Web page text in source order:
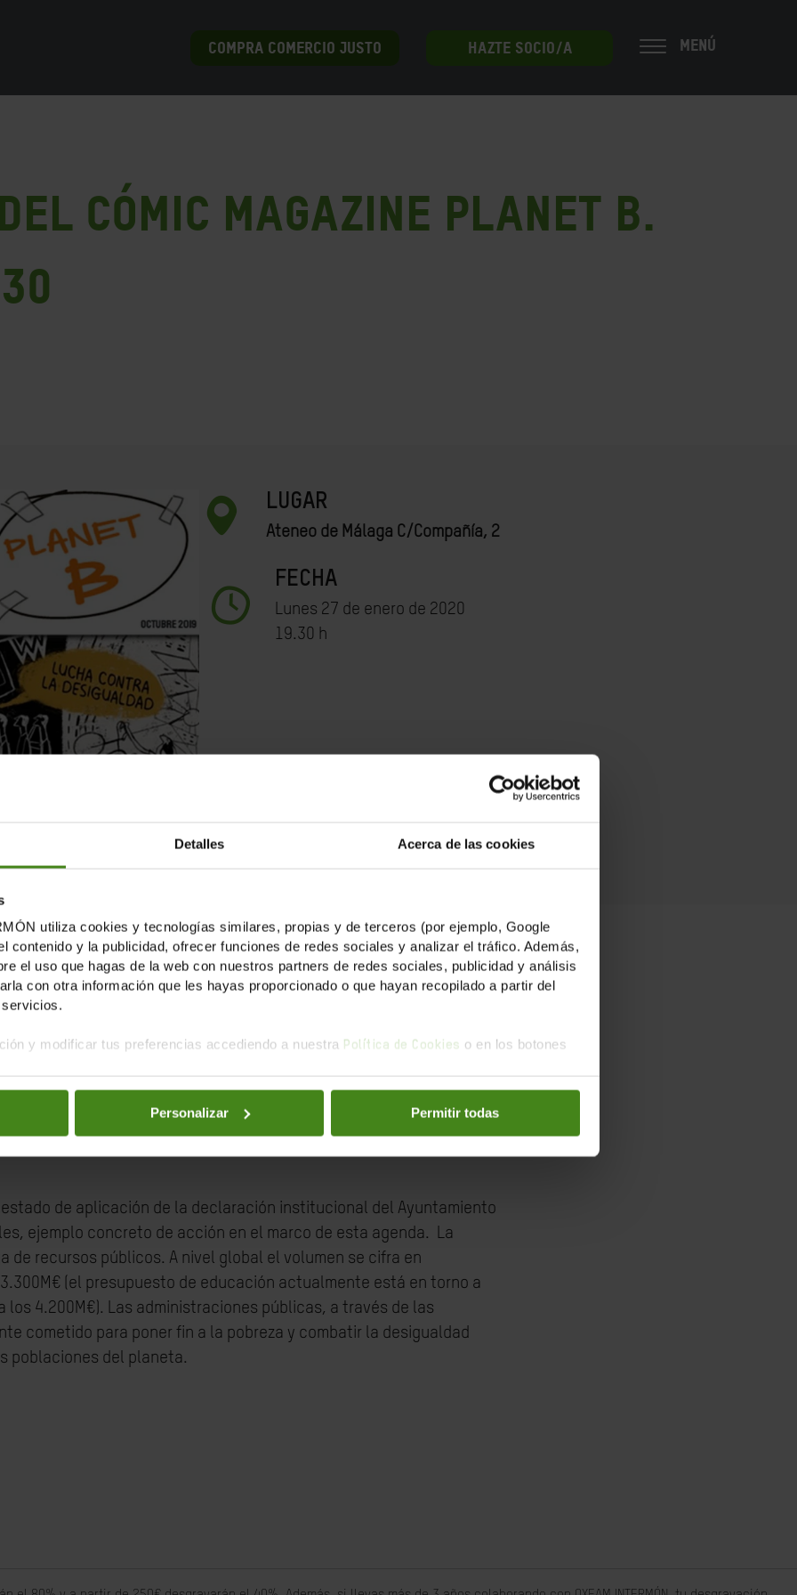
Detalles Acerca de las cookies
utiliza cookies y tecnologías similares, propias y de terceros (por ejemplo, Google
contenido y la publicidad, ofrecer funciones de redes sociales y analizar el tráfico. Además,
el uso que hagas de la web con nuestros partners de redes sociales, publicidad y análisis
con otra información que les hayas proporcionado o que hayan recopilado a partir del
y modificar tus preferencias accediendo a nuestra Política de Cookies o en los botones
Personalizar Permitir todas
COMPRA COMERCIO JUSTO HAZTE SOCIO/A MENÚ
cómic MAGAZINE PLANET B.
LUGAR
Ateneo de Málaga C/Compañía, 2
FECHA
Lunes 27 de enero de 2020
19.30 h
de Málaga será presentado el cómic MAGAZINE PLANET B.
de manera gratuita.
Inmaculada Serrano y Aurora Villaviejas para Oxfam Intermón con la
Internacional al Desarrollo, recoge el compromiso adoptado
2015 con un conjunto de objetivos de carácter universal y en
división entre políticas nacionales e internacionales. Un
que debe afectar a todos los ámbitos de la acción pública,
y globalmente, y estimulando el comportamiento responsable de
de aplicación de la declaración institucional del Ayuntamiento
ejemplo concreto de acción en el marco de esta agenda. La
de recursos públicos. A nivel global el volumen se cifra en
(el presupuesto de educación actualmente está en torno a
los 4.200M€). Las administraciones públicas, a través de las
cometido para poner fin a la pobreza y combatir la desigualdad
poblaciones del planeta.